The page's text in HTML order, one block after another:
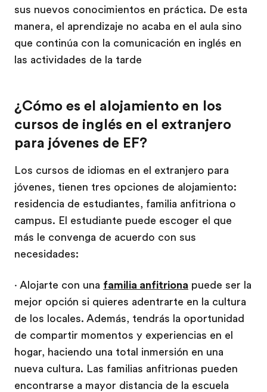
sus nuevos conocimientos en práctica. De esta
manera, el aprendizaje no acaba en el aula sino
que continúa con la comunicación en inglés en
las actividades de la tarde
¿Cómo es el alojamiento en los
cursos de inglés en el extranjero
para jóvenes de EF?
Los cursos de idiomas en el extranjero para
jóvenes, tienen tres opciones de alojamiento:
residencia de estudiantes, familia anfitriona o
campus. El estudiante puede escoger el que
más le convenga de acuerdo con sus
necesidades:
· Alojarte con una familia anfitriona puede ser la
mejor opción si quieres adentrarte en la cultura
de los locales. Además, tendrás la oportunidad
de compartir momentos y experiencias en el
hogar, haciendo una total inmersión en una
nueva cultura. Las familias anfitrionas pueden
encontrarse a mayor distancia de la escuela